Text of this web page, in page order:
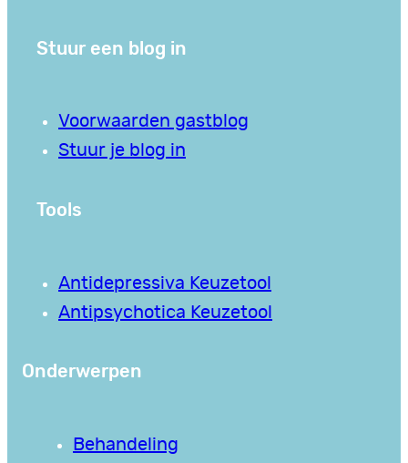
Stuur een blog in
Voorwaarden gastblog
Stuur je blog in
Tools
Antidepressiva Keuzetool
Antipsychotica Keuzetool
Onderwerpen
Behandeling